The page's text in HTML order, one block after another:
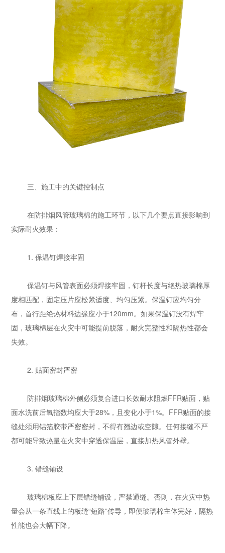
三、施工中的关键控制点
在防排烟风管玻璃棉的施工环节，以下几个要点直接影响到
实际耐火效果：
1. 保温钉焊接牢固
保温钉与风管表面必须焊接牢固，钉杆长度与绝热玻璃棉厚
度相匹配，固定压片应松紧适度、均匀压紧。保温钉应均匀分
布，首行距绝热材料边缘应小于120mm。如果保温钉没有焊牢
固，玻璃棉层在火灾中可能提前脱落，耐火完整性和隔热性都会
失效。
2. 贴面密封严密
防排烟玻璃棉外侧必须复合进口长效耐水阻燃FFR贴面，贴
面水洗前后氧指数均应大于28%，且变化小于1%。FFR贴面的接
缝处须用铝箔胶带严密密封，不得有翘边或空隙。任何接缝不严
都可能导致热量在火灾中穿透保温层，直接加热风管外壁。
3. 错缝铺设
玻璃棉板应上下层错缝铺设，严禁通缝。否则，在火灾中热
量会从一条直线上的板缝“短路”传导，即便玻璃棉主体完好，隔热
性能也会大幅下降。